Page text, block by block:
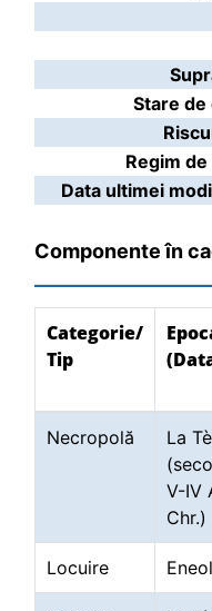
Stare
Regim
Data ultimei
Componente în
Categorie/
Tip
Necropolă
La
V-IV
Chr.)
Locuire